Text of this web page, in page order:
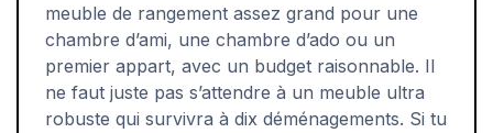
meuble de rangement assez grand pour une
chambre d’ami, une chambre d’ado ou un
premier appart, avec un budget raisonnable. Il
ne faut juste pas s’attendre à un meuble ultra
robuste qui survivra à dix déménagements. Si tu